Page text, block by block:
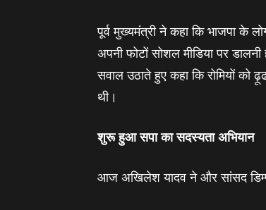
पूर्व मुख्‍यमंत्री ने कहा कि भाजपा के
अपनी फोटों सोशल मीडिया पर
सवाल उठाते हुए कहा कि रोमियों को
थी।
शुरू हुआ सपा का सदस्‍यता अभियान
आज अखिलेश यादव ने और सांसद